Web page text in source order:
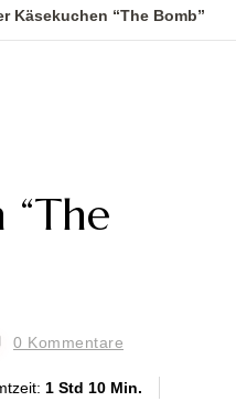
Käsekuchen “The Bomb”
“The
0 Kommentare
1 Std 10 Min.